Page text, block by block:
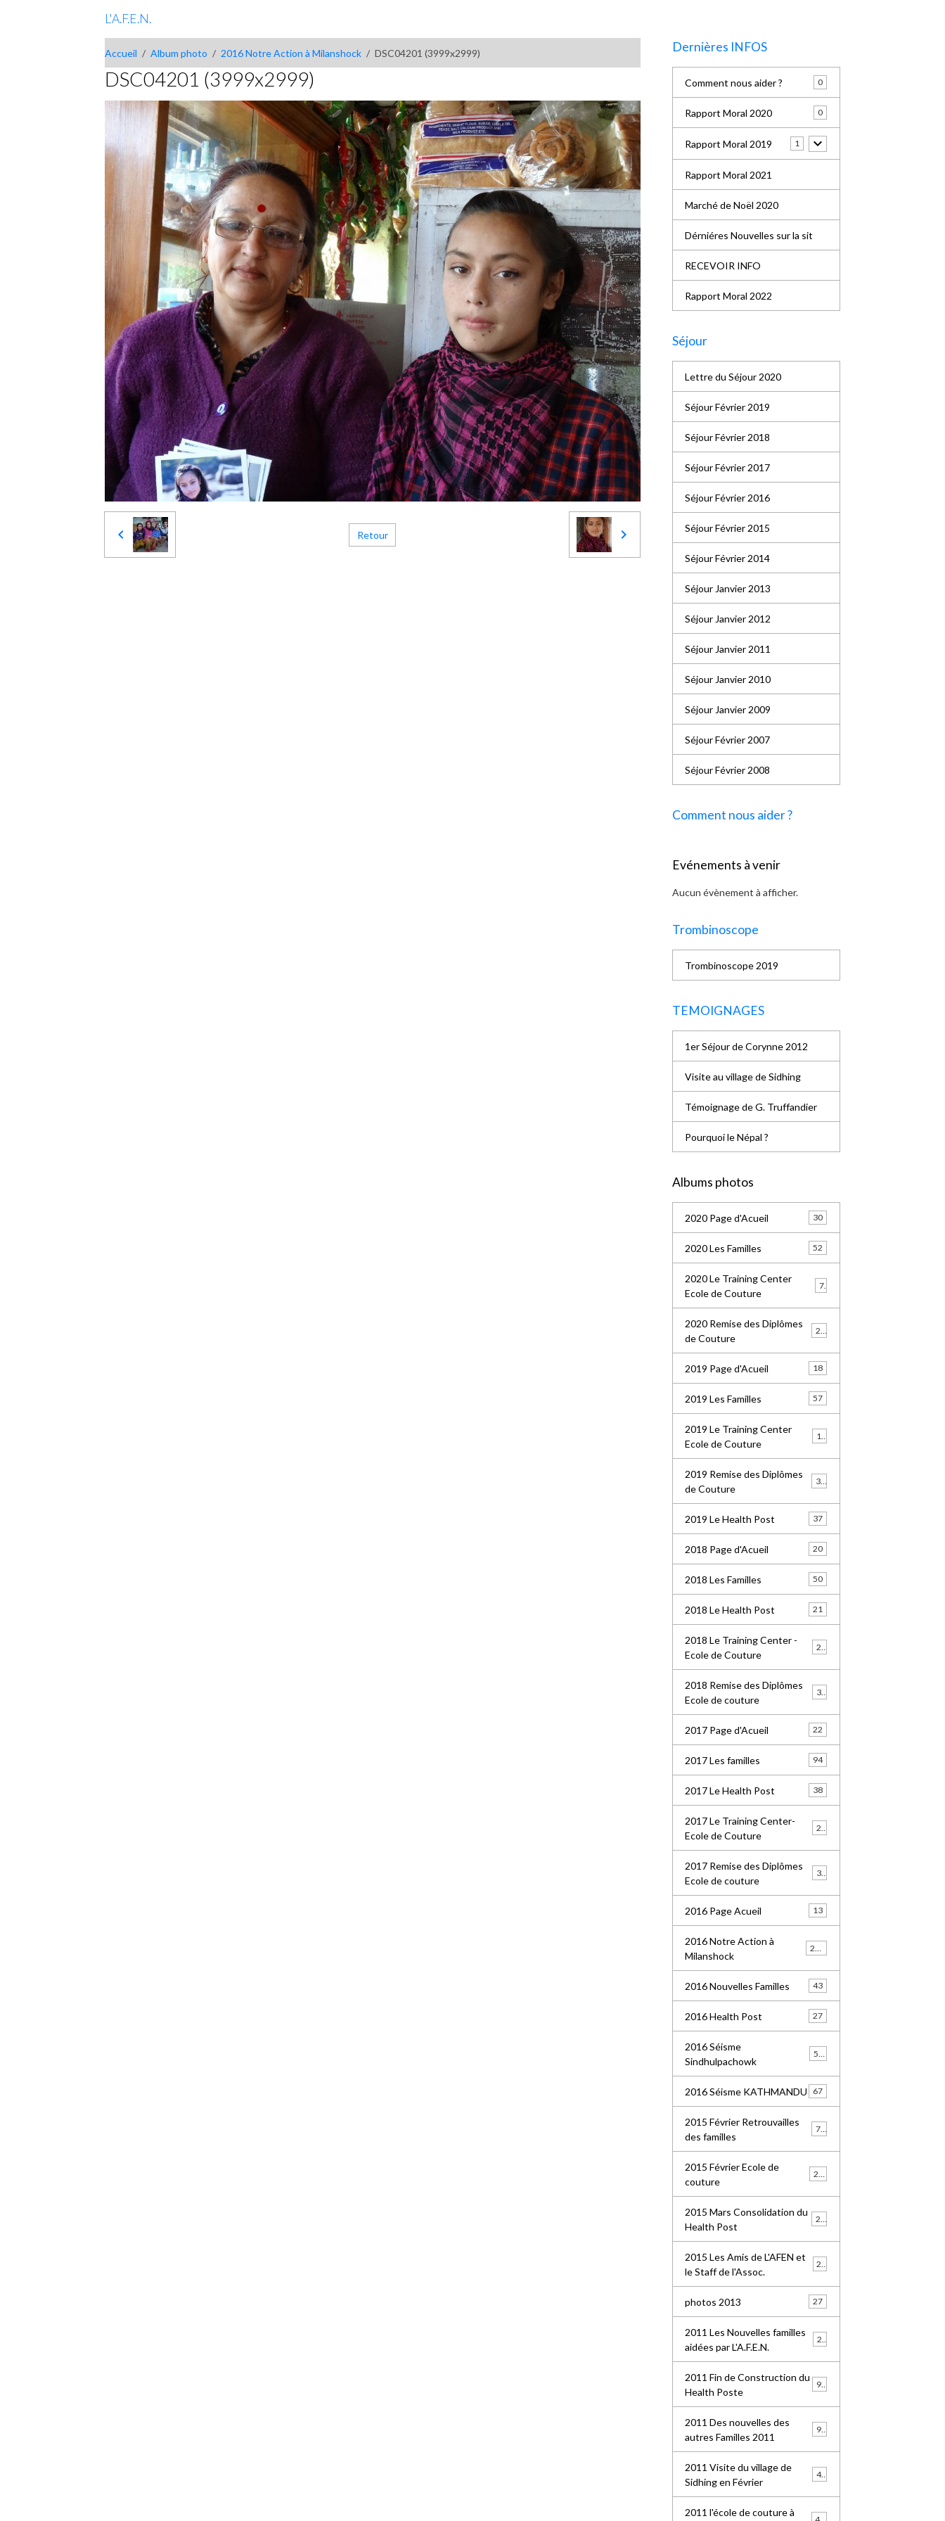
L'A.F.E.N.
Accueil Album photo 2016 Notre Action à Milanshock DSC04201 (3999x2999)
DSC04201 (3999x2999)
Retour
Dernières INFOS
Comment nous aider ? 0
Rapport Moral 2020 0
Rapport Moral 2019 1
Rapport Moral 2021
Marché de Noël 2020
Dérniéres Nouvelles sur la sit
RECEVOIR INFO
Rapport Moral 2022
Séjour
Lettre du Séjour 2020
Séjour Février 2019
Séjour Février 2018
Séjour Février 2017
Séjour Février 2016
Séjour Février 2015
Séjour Février 2014
Séjour Janvier 2013
Séjour Janvier 2012
Séjour Janvier 2011
Séjour Janvier 2010
Séjour Janvier 2009
Séjour Février 2007
Séjour Février 2008
Comment nous aider ?
Evénements à venir
Aucun évènement à afficher.
Trombinoscope
Trombinoscope 2019
TEMOIGNAGES
1er Séjour de Corynne 2012
Visite au village de Sidhing
Témoignage de G. Truffandier
Pourquoi le Népal ?
Albums photos
2020 Page d'Acueil 30
2020 Les Familles 52
2020 Le Training Center
Ecole de Couture
2020 Remise des Diplômes
de Couture
2019 Page d'Acueil 18
2019 Les Familles 57
2019 Le Training Center
Ecole de Couture
2019 Remise des Diplômes
de Couture
36
2019 Le Health Post 37
2018 Page d'Acueil 20
2018 Les Familles 50
2018 Le Health Post 21
2018 Le Training Center -
Ecole de Couture
2018 Remise des Diplômes
Ecole de couture
2017 Page d'Acueil 22
2017 Les familles 94
2017 Le Health Post 38
2017 Le Training Center-
Ecole de Couture
2017 Remise des Diplômes
Ecole de couture
2016 Page Acueil 13
2016 Notre Action à
Milanshock
2016 Nouvelles Familles 43
2016 Health Post 27
2016 Séisme
Sindhulpachowk
2016 Séisme KATHMANDU 67
2015 Février Retrouvailles
des familles
77
2015 Février Ecole de
couture
2015 Mars Consolidation du
Health Post
2015 Les Amis de L'AFEN et
le Staff de l'Assoc.
photos 2013 27
2011 Les Nouvelles familles
aidées par L'A.F.E.N.
2011 Fin de Construction du
Health Poste
99
2011 Des nouvelles des
autres Familles 2011
2011 Visite du village de
Sidhing en Février
41
2011 l'école de couture à
49